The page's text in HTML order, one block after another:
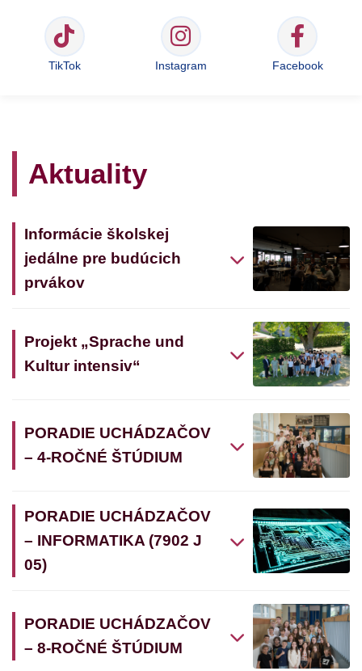
TikTok Instagram Facebook
Aktuality
Informácie školskej
jedálne pre budúcich
prvákov
Projekt „Sprache und
Kultur intensiv“
PORADIE UCHÁDZAČOV
– 4-ROČNÉ ŠTÚDIUM
PORADIE UCHÁDZAČOV
– INFORMATIKA (7902 J
05)
PORADIE UCHÁDZAČOV
– 8-ROČNÉ ŠTÚDIUM